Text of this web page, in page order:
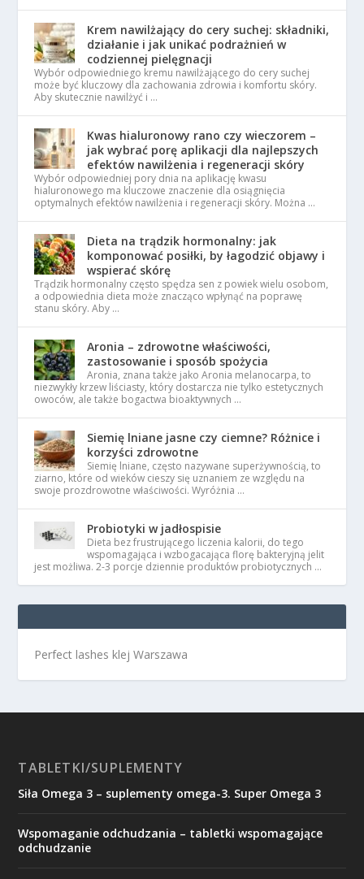
Krem nawilżający do cery suchej: składniki,
działanie i jak unikać podrażnień w
codziennej pielęgnacji
Wybór odpowiedniego kremu nawilżającego do cery suchej
może być kluczowy dla zachowania zdrowia i komfortu skóry.
Aby skutecznie nawilżyć i …
Kwas hialuronowy rano czy wieczorem –
jak wybrać porę aplikacji dla najlepszych
efektów nawilżenia i regeneracji skóry
Wybór odpowiedniej pory dnia na aplikację kwasu
hialuronowego ma kluczowe znaczenie dla osiągnięcia
optymalnych efektów nawilżenia i regeneracji skóry. Można …
Dieta na trądzik hormonalny: jak
komponować posiłki, by łagodzić objawy i
wspierać skórę
Trądzik hormonalny często spędza sen z powiek wielu osobom,
a odpowiednia dieta może znacząco wpłynąć na poprawę
stanu skóry. Aby …
Aronia – zdrowotne właściwości,
zastosowanie i sposób spożycia
Aronia, znana także jako Aronia melanocarpa, to
niezwykły krzew liściasty, który dostarcza nie tylko estetycznych
owoców, ale także bogactwa bioaktywnych …
Siemię lniane jasne czy ciemne? Różnice i
korzyści zdrowotne
Siemię lniane, często nazywane superżywnością, to
ziarno, które od wieków cieszy się uznaniem ze względu na
swoje prozdrowotne właściwości. Wyróżnia …
Probiotyki w jadłospisie
Dieta bez frustrującego liczenia kalorii, do tego
wspomagająca i wzbogacająca florę bakteryjną jelit
jest możliwa. 2-3 porcje dziennie produktów probiotycznych …
Perfect lashes klej Warszawa
TABLETKI/SUPLEMENTY
Siła Omega 3 – suplementy omega-3. Super Omega 3
Wspomaganie odchudzania – tabletki wspomagające
odchudzanie